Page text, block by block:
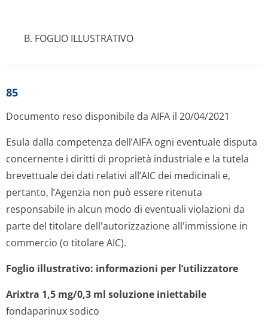
B. FOGLIO ILLUSTRATIVO
85
Documento reso disponibile da AIFA il 20/04/2021
Esula dalla competenza dell’AIFA ogni eventuale disputa
concernente i diritti di proprietà industriale e la tutela
brevettuale dei dati relativi all’AIC dei medicinali e,
pertanto, l’Agenzia non può essere ritenuta
responsabile in alcun modo di eventuali violazioni da
parte del titolare dell'autorizzazione all'immissione in
commercio (o titolare AIC).
Foglio illustrativo: informazioni per l’utilizzatore
Arixtra 1,5 mg/0,3 ml soluzione iniettabile
fondaparinux sodico